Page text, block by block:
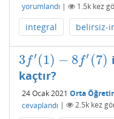
yorumlandı | 1.5k kez
integral belirsiz-
3f′ (1) − 8f′ (7)
3f′(1)−8 ′(7 )
kaçtır?
24 Ocak 2021 Orta
cevaplandı | 2.5k kez